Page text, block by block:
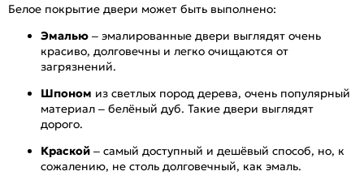
Белое покрытие двери может быть выполнено:
Эмалью – эмалированные двери выглядят очень
красиво, долговечны и легко очищаются от
загрязнений.
Шпоном из светлых пород дерева, очень популярный
материал – белёный дуб. Такие двери выглядят
дорого.
Краской – самый доступный и дешёвый способ, но, к
сожалению, не столь долговечный, как эмаль.